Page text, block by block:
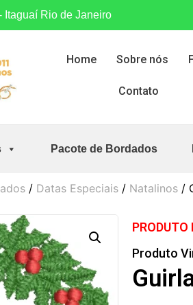
Itaguaí Rio de Janeiro
Home Sobre nós
Contato
Pacote de Bordados
/ Datas Especiais / Natalinos /
PRODUTO
Produto